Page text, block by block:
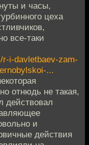
и часы,
цеха
все-таки
i-davletbaev-zam-
...
отнюдь не такая,
действовал
и
действия